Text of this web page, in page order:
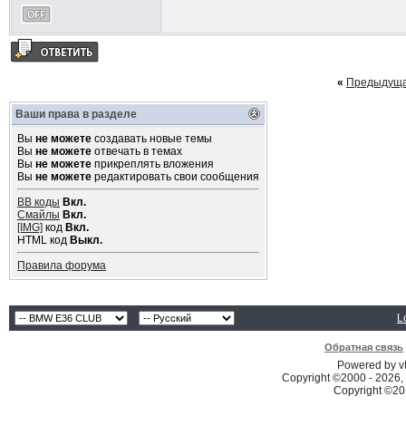
«
Ваши права в разделе
Вы не можетесоздавать новые темы
Вы не можетеотвечать в темах
Вы не можетеприкреплять вложения
Вы не можетередактировать свои сообщения
BB коды Вкл.
Смайлы Вкл.
[IMG] код Вкл.
HTML код Выкл.
Правила форума
Обратная связь
Powered by
Copyright ©2000 -
Copyright